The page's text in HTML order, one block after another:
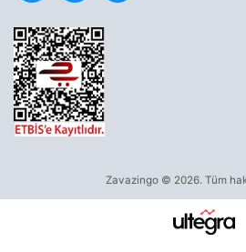
Zavazingo © 2026. Tüm